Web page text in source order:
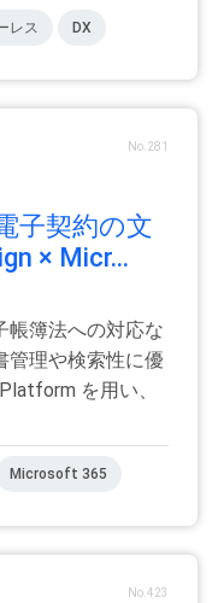
レス DX
No.281
子契約の文
× Micr...
帳簿法への対応な
管理や検索性に優
を用い、
Microsoft 365
No.423